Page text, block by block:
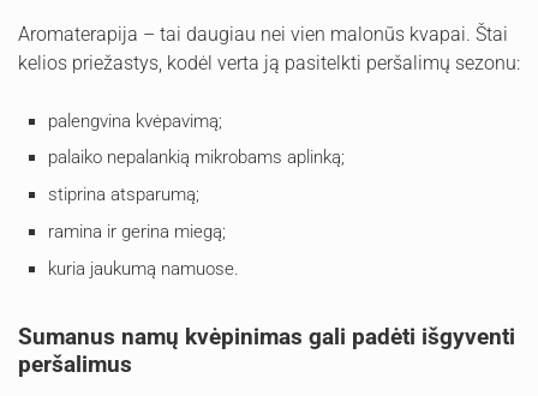
Aromaterapija – tai daugiau nei vien malonūs kvapai. Štai
kelios priežastys, kodėl verta ją pasitelkti peršalimų sezonu:
palengvina kvėpavimą;
palaiko nepalankią mikrobams aplinką;
stiprina atsparumą;
ramina ir gerina miegą;
kuria jaukumą namuose.
Sumanus namų kvėpinimas gali padėti išgyventi
peršalimus